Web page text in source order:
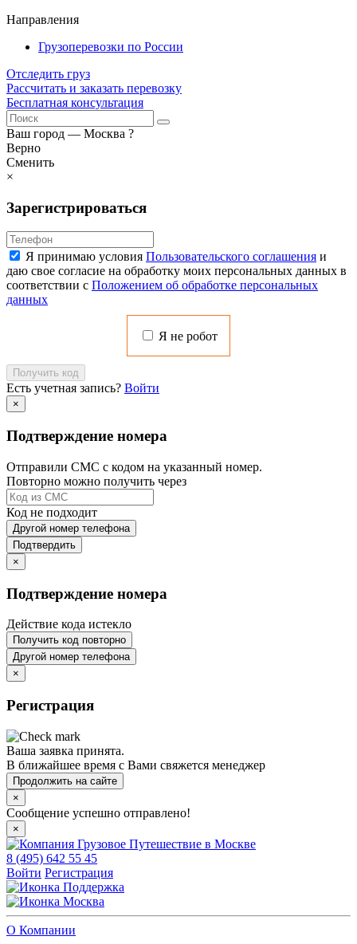
Направления
Грузоперевозки по России
Отследить груз
Рассчитать и заказать перевозку
Бесплатная консультация
Ваш город — Москва ?
Верно
Сменить
×
Зарегистрироваться
Я принимаю условия Пользовательского соглашения и
даю свое согласие на обработку моих персональных данных в
соответствии с Положением об обработке персональных
данных
Я не робот
Получить код
Есть учетная запись? Войти
×
Подтверждение номера
Отправили СМС с кодом на указанный номер.
Повторно можно получить через
Код не подходит
Другой номер телефона
Подтвердить
×
Подтверждение номера
Действие кода истекло
Получить код повторно
Другой номер телефона
×
Регистрация
Ваша заявка принята.
В ближайшее время с Вами свяжется менеджер
Продолжить на сайте
×
Сообщение успешно отправлено!
×
8 (495) 642 55 45
Войти Регистрация
Поддержка
Москва
О Компании